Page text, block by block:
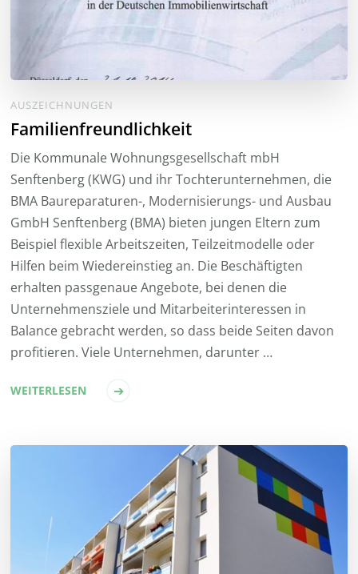
AUSZEICHNUNGEN
Familienfreundlichkeit
Die Kommunale Wohnungsgesellschaft mbH
Senftenberg (KWG) und ihr Tochterunternehmen, die
BMA Baureparaturen-, Modernisierungs- und Ausbau
GmbH Senftenberg (BMA) bieten jungen Eltern zum
Beispiel flexible Arbeitszeiten, Teilzeitmodelle oder
Hilfen beim Wiedereinstieg an. Die Beschäftigten
erhalten passgenaue Angebote, bei denen die
Unternehmensziele und Mitarbeiterinteressen in
Balance gebracht werden, so dass beide Seiten davon
profitieren. Viele Unternehmen, darunter …
WEITERLESEN